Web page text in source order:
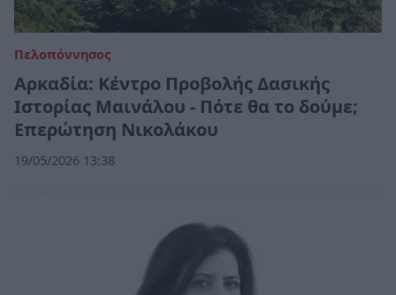
Πελοπόννησος
Αρκαδία: Κέντρο Προβολής Δασικής
Ιστορίας Μαινάλου - Πότε θα το δούμε;
Επερώτηση Νικολάκου
19/05/2026 13:38